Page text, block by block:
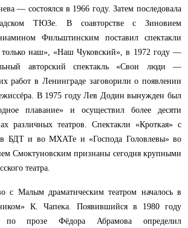
— состоялся в 1966 году. Затем последовала
ТЮЗе. В соавторстве с Зиновием
Фильштинским поставил спектакли
наш», «Наш Чуковский», в 1972 году —
авторский спектакль «Свои люди —
работ в Ленинграде заговорили о появлении
В 1975 году Лев Додин вынужден был
плавание» и осуществил более десяти
различных театров. Спектакли «Кроткая» с
БДТ и во МХАТе и «Господа Головлевы» во
Смоктуновским признаны сегодня крупными
театра.
с Малым драматическим театром началось в
К. Чапека. Появившийся в 1980 году
по прозе Фёдора Абрамова определил